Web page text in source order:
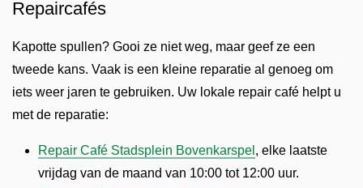
Repaircafés
Kapotte spullen? Gooi ze niet weg, maar geef ze een
tweede kans. Vaak is een kleine reparatie al genoeg om
iets weer jaren te gebruiken. Uw lokale repair café helpt u
met de reparatie:
Repair Café Stadsplein Bovenkarspel , elke laatste
vrijdag van de maand van 10:00 tot 12:00 uur.